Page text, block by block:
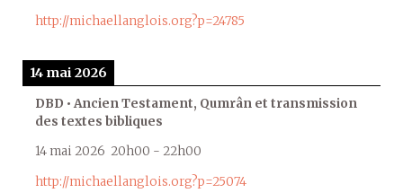
http://michaellanglois.org?p=24785
14 mai 2026
DBD • Ancien Testament, Qumrân et transmission
des textes bibliques
14 mai 2026 20h00 - 22h00
http://michaellanglois.org?p=25074